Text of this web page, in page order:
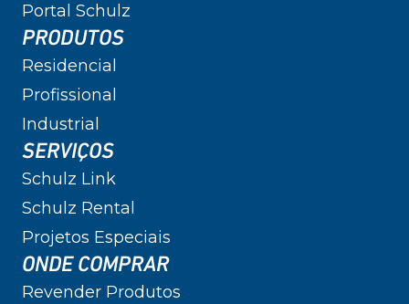
Portal Schulz
PRODUTOS
Residencial
Profissional
Industrial
SERVIÇOS
Schulz Link
Schulz Rental
Projetos Especiais
ONDE COMPRAR
Revender Produtos